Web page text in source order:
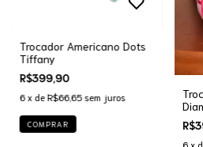
Trocador Americano Dots
Tiffany
R$399,90
6 x de R$66,65 sem juros
COMPRAR
6 x